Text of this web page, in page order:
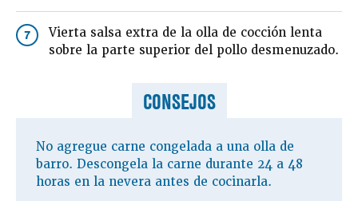
7
Vierta salsa extra de la olla de cocción lenta
sobre la parte superior del pollo desmenuzado.
CONSEJOS
No agregue carne congelada a una olla de
barro. Descongela la carne durante 24 a 48
horas en la nevera antes de cocinarla.